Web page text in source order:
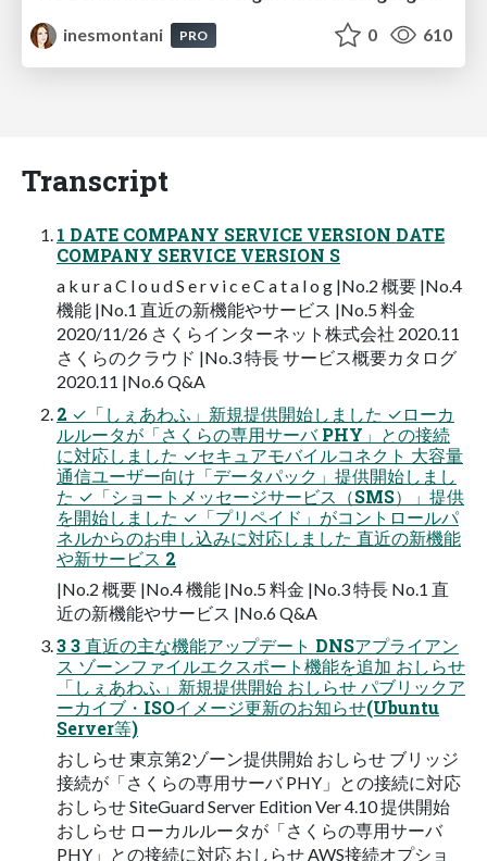
inesmontani
PRO 0 610
Transcript
1 DATE COMPANY SERVICE VERSION DATE
COMPANY SERVICE VERSION S
a k u r a C l o u d S e r v i c e C a t a l o g |No.2 概要 |No.4
機能 |No.1 直近の新機能やサービス |No.5 料金
2020/11/26 さくらインターネット株式会社 2020.11
さくらのクラウド |No.3 特長 サービス概要カタログ
2020.11 |No.6 Q&A
2 ✓「しぇあわふ」新規提供開始しました ✓ローカ
ルルータが「さくらの専用サーバ PHY」との接続
に対応しました ✓セキュアモバイルコネクト 大容量
通信ユーザー向け「データパック」提供開始しまし
た ✓「ショートメッセージサービス（SMS）」提供
を開始しました ✓「プリペイド」がコントロールパ
ネルからのお申し込みに対応しました 直近の新機能
や新サービス 2
|No.2 概要 |No.4 機能 |No.5 料金 |No.3 特長 No.1 直
近の新機能やサービス |No.6 Q&A
3 3 直近の主な機能アップデート DNSアプライアン
ス ゾーンファイルエクスポート機能を追加 おしらせ
「しぇあわふ」新規提供開始 おしらせ パブリックア
ーカイブ・ISOイメージ更新のお知らせ(Ubuntu
Server等)
おしらせ 東京第2ゾーン提供開始 おしらせ ブリッジ
接続が「さくらの専用サーバ PHY」との接続に対応
おしらせ SiteGuard Server Edition Ver 4.10 提供開始
おしらせ ローカルルータが「さくらの専用サーバ
PHY」との接続に対応 おしらせ AWS接続オプショ